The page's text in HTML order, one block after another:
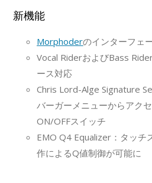
新機能
Morphoderのインターフェ
Vocal RiderおよびBass
ース対応
Chris Lord-Alge Signature
バーガーメニューからアク
ON/OFFスイッチ
EMO Q4 Equalizer：タッチ
作によるQ値制御が可能に